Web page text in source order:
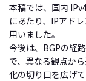
本稿では、国内
にあたり、IPアド
用いました。
今後は、BGPの経
で、異なる観点か
化の切り口を広げて